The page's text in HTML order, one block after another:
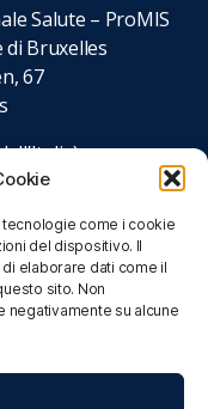
come i cookie
del dispositivo. Il
elaborare dati come il
sito. Non
negativamente su alcune
Salute – ProMIS
di Bruxelles
67